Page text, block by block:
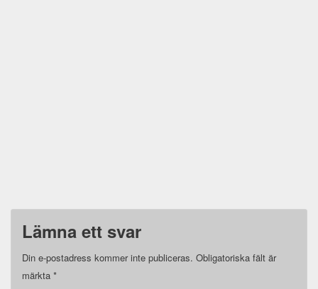
Lämna ett svar
Din e-postadress kommer inte publiceras. Obligatoriska fält är
märkta *